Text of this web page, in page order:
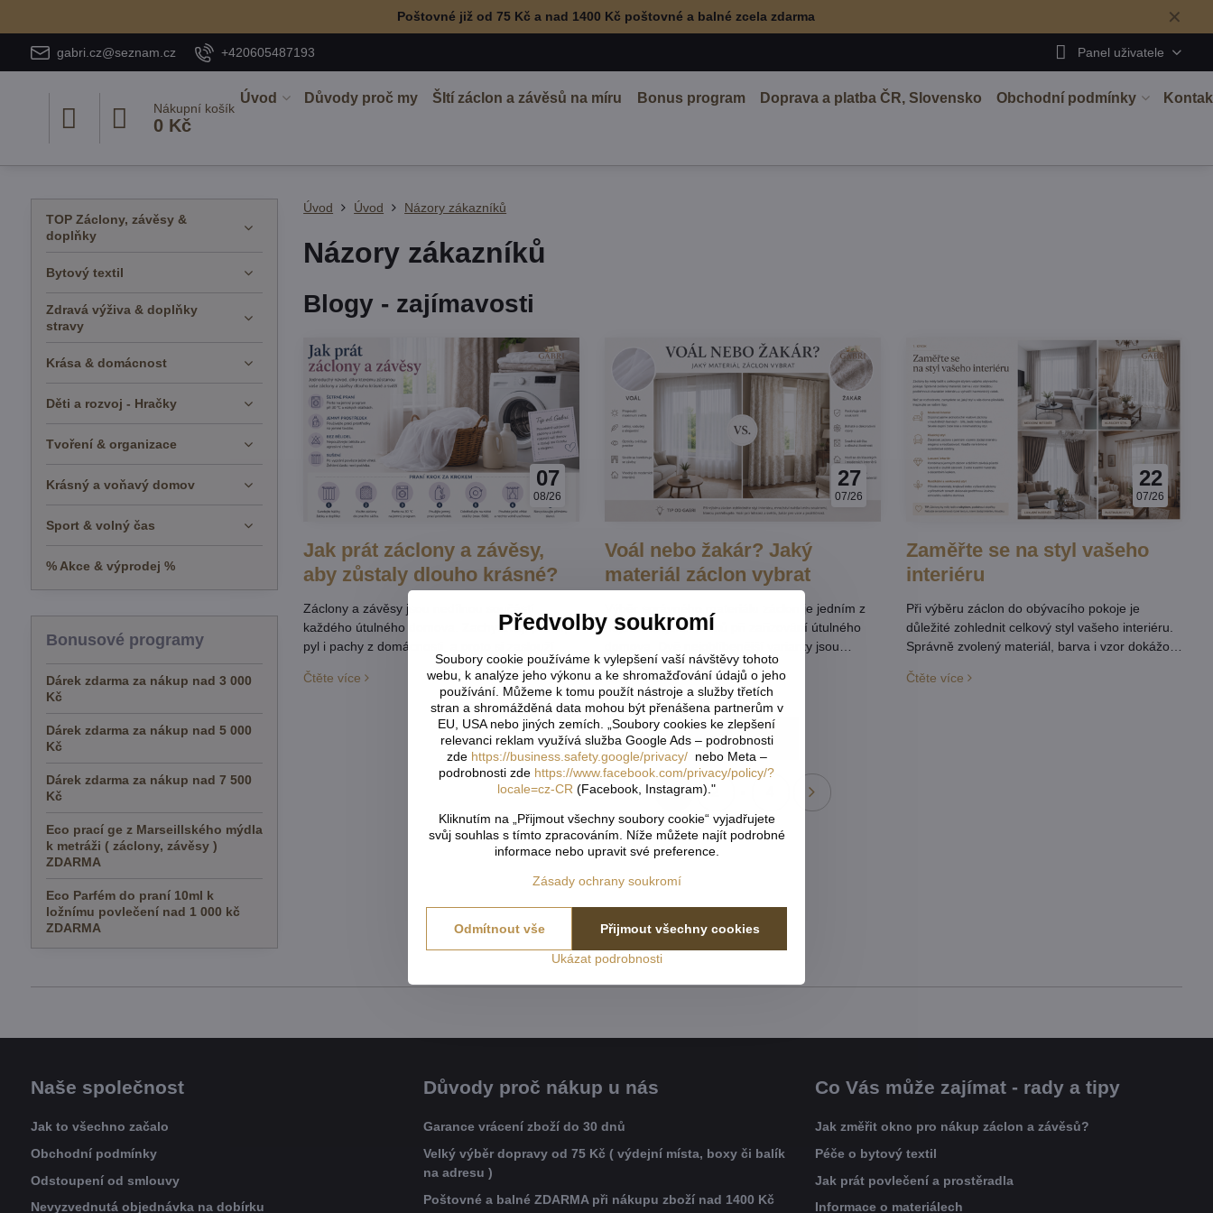
✕
Poštovné již od 75 Kč a nad 1400 Kč poštovné a balné zcela zdarma
gabri.cz@seznam.cz +420605487193 Panel uživatele
Nákupní košík
0 Kč
Úvod Důvody proč my ŠItí záclon a závěsů na míru Bonus program Doprava a platba ČR, Slovensko Obchodní podmínky
Úvod Úvod Názory zákazníků
Názory zákazníků
Blogy - zajímavosti
07
08/26
Jak prát záclony a závěsy,
aby zůstaly dlouho krásné?
Záclony a závěsy jsou nedílnou součástí
každého útulného domova. Zachytávají prach,
pyl i pachy z domácnosti, a proto si zaslouží
pravidelnou péči. Správným praním prodloužíte
jejich životnost, zachováte jejich barvu, tvar i
svěžest. Připravili jsme pro vás jednoduchý
návod, jak záclony a závěsy prát, aby vypadaly
Čtěte více
27
07/26
Voál nebo žakár? Jaký
materiál záclon vybrat
Výběr správného materiálu záclon je jedním z
nejdůležitějších kroků při zařizování útulného
domova. Dvě nejoblíbenější varianty jsou
bezesporu voálové záclony a žakárové záclony.
Každý materiál má své kouzlo, výhody i ideální
využití. Nevíte, který z nich bude nejlepší právě
pro váš interiér? Poradíme vám.
Čtěte více
22
07/26
Zaměřte se na styl vašeho
interiéru
Při výběru záclon do obývacího pokoje je
důležité zohlednit celkový styl vašeho interiéru.
Správně zvolený materiál, barva i vzor dokážou
harmonický celek.
Čtěte více
Načíst více
1 2
TOP Záclony, závěsy &
doplňky
Bytový textil
Zdravá výživa & doplňky
stravy
Krása & domácnost
Děti a rozvoj - Hračky
Tvoření & organizace
Krásný a voňavý domov
Sport & volný čas
% Akce & výprodej %
Bonusové programy
Dárek zdarma za nákup nad 3 000
Kč
Dárek zdarma za nákup nad 5 000
Kč
Dárek zdarma za nákup nad 7 500
Kč
Eco prací ge z Marseillského mýdla
k metráži ( záclony, závěsy )
ZDARMA
Eco Parfém do praní 10ml k
ložnímu povlečení nad 1 000 kč
ZDARMA
Naše společnost
Jak to všechno začalo
Obchodní podmínky
Odstoupení od smlouvy
Nevyzvednutá objednávka na dobírku
Důvody proč nákup u nás
Garance vrácení zboží do 30 dnů
Velký výběr dopravy od 75 Kč ( výdejní místa, boxy či balík
na adresu )
Poštovné a balné ZDARMA při nákupu zboží nad 1400 Kč
Co Vás může zajímat - rady a tipy
Jak změřit okno pro nákup záclon a závěsů?
Péče o bytový textil
Jak prát povlečení a prostěradla
Informace o materiálech
Předvolby soukromí
Soubory cookie používáme k vylepšení vaší návštěvy tohoto
webu, k analýze jeho výkonu a ke shromažďování údajů o jeho
používání. Můžeme k tomu použít nástroje a služby třetích
stran a shromážděná data mohou být přenášena partnerům v
EU, USA nebo jiných zemích. „Soubory cookies ke zlepšení
relevanci reklam využívá služba Google Ads – podrobnosti
zde https://business.safety.google/privacy/nebo Meta –
podrobnosti zde https://www.facebook.com/privacy/policy/?
locale=cz-CR (Facebook, Instagram)."
Kliknutím na „Přijmout všechny soubory cookie“ vyjadřujete
svůj souhlas s tímto zpracováním. Níže můžete najít podrobné
informace nebo upravit své preference.
Zásady ochrany soukromí
Ukázat podrobnosti
Přijmout všechny cookies
Odmítnout vše